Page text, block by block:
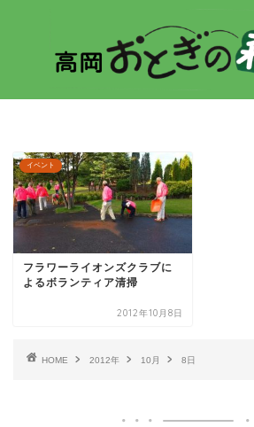
イベント
フラワーライオンズクラブに
よるボランティア清掃
2012年10月8日
HOME 2012年 10月 8日